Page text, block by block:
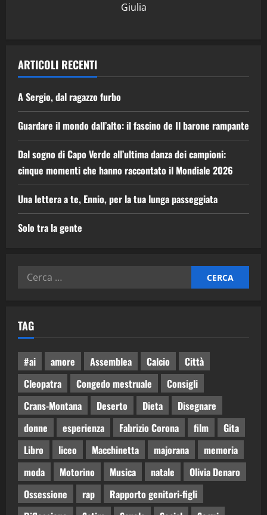
Giulia
ARTICOLI RECENTI
A Sergio, dal ragazzo furbo
Guardare il mondo dall’alto: il fascino de Il barone rampante
Dal sogno di Capo Verde all’ultima danza dei campioni:
cinque momenti che hanno raccontato il Mondiale 2026
Una lettera a te, Ennio, per la tua lunga passeggiata
Solo tra la gente
TAG
#ai amore Assemblea Calcio
Città
Cleopatra
Congedo mestruale
Consigli
Crans-Montana
Deserto Dieta
Disegnare
donne
esperienza Fabrizio Corona film
Gita
Libro
liceo Macchinetta majorana
memoria
moda
Motorino Musica natale
Olivia Denaro
Ossessione
rap
Rapporto genitori-figli